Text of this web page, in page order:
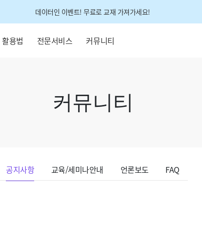
데이터인 이벤트! 무료로 교재 가져가세요!
활용법 전문서비스 커뮤니티
커뮤니티
공지사항 교육/세미나안내 언론보도 FAQ